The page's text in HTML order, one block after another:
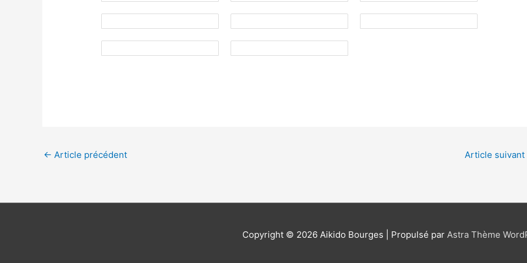
← Article précédent Article suivant
Copyright © 2026 Aikido Bourges | Propulsé par Astra Thème